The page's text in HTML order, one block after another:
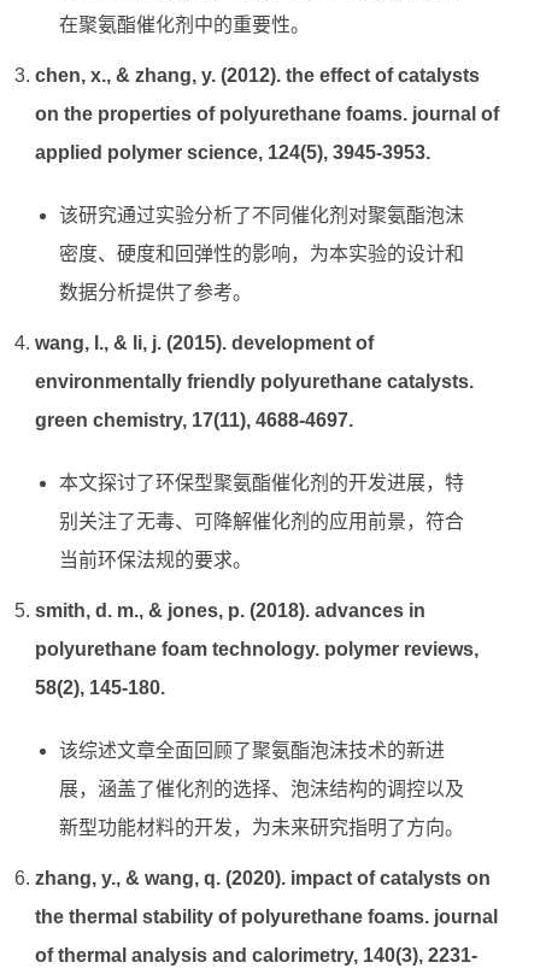
在聚氨酯催化剂中的重要性。
chen, x., & zhang, y. (2012). the effect of catalysts
on the properties of polyurethane foams. journal of
applied polymer science, 124(5), 3945-3953.
该研究通过实验分析了不同催化剂对聚氨酯泡沫
密度、硬度和回弹性的影响，为本实验的设计和
数据分析提供了参考。
wang, l., & li, j. (2015). development of
environmentally friendly polyurethane catalysts.
green chemistry, 17(11), 4688-4697.
本文探讨了环保型聚氨酯催化剂的开发进展，特
别关注了无毒、可降解催化剂的应用前景，符合
当前环保法规的要求。
smith, d. m., & jones, p. (2018). advances in
polyurethane foam technology. polymer reviews,
58(2), 145-180.
该综述文章全面回顾了聚氨酯泡沫技术的新进
展，涵盖了催化剂的选择、泡沫结构的调控以及
新型功能材料的开发，为未来研究指明了方向。
zhang, y., & wang, q. (2020). impact of catalysts on
the thermal stability of polyurethane foams. journal
of thermal analysis and calorimetry, 140(3), 2231-